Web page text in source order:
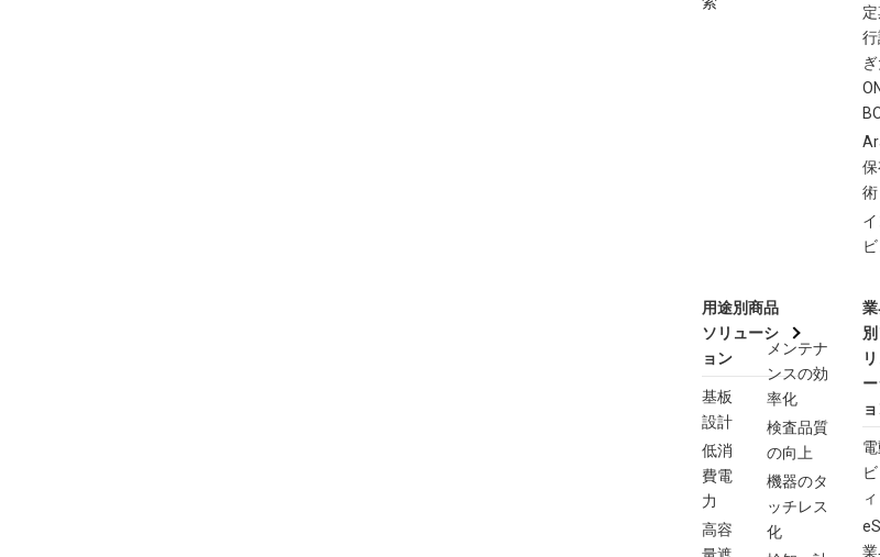
術
用途別商品
ソリューシ
ョン
基板
設計
低消
費電
力
高容
メンテナ
ンスの効
率化
検査品質
の向上
機器のタ
ッチレス
化
ィ